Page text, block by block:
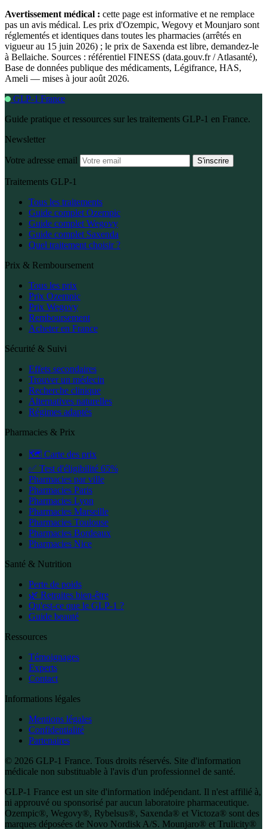
Avertissement médical : cette page est informative et ne remplace
pas un avis médical. Les prix d'Ozempic, Wegovy et Mounjaro sont
réglementés et identiques dans toutes les pharmacies (arrêtés en
vigueur au 15 juin 2026) ; le prix de Saxenda est libre, demandez-le
à Bellaiche. Sources : référentiel FINESS (data.gouv.fr / Atlasanté),
Base de données publique des médicaments, Légifrance, HAS,
Ameli — mises à jour août 2026.
GLP-1 France
Guide pratique et ressources sur les traitements GLP-1 en France.
Newsletter
Votre adresse email S'inscrire
Traitements GLP-1
Tous les traitements
Guide complet Ozempic
Guide complet Wegovy
Guide complet Saxenda
Quel traitement choisir ?
Prix & Remboursement
Tous les prix
Prix Ozempic
Prix Wegovy
Remboursement
Acheter en France
Sécurité & Suivi
Effets secondaires
Trouver un médecin
Recherche clinique
Alternatives naturelles
Régimes adaptés
Pharmacies & Prix
🗺️ Carte des prix
✅ Test d'éligibilité 65%
Pharmacies par ville
Pharmacies Paris
Pharmacies Lyon
Pharmacies Marseille
Pharmacies Toulouse
Pharmacies Bordeaux
Pharmacies Nice
Santé & Nutrition
Perte de poids
🌿 Retraites bien-être
Qu'est-ce que le GLP-1 ?
Guide beauté
Ressources
Témoignages
Experts
Contact
Informations légales
Mentions légales
Confidentialité
Partenaires
© 2026 GLP-1 France. Tous droits réservés. Site d'information
médicale non substituable à l'avis d'un professionnel de santé.
GLP-1 France est un site d'information indépendant. Il n'est affilié à,
ni approuvé ou sponsorisé par aucun laboratoire pharmaceutique.
Ozempic®, Wegovy®, Rybelsus®, Saxenda® et Victoza® sont des
marques déposées de Novo Nordisk A/S. Mounjaro® et Trulicity®